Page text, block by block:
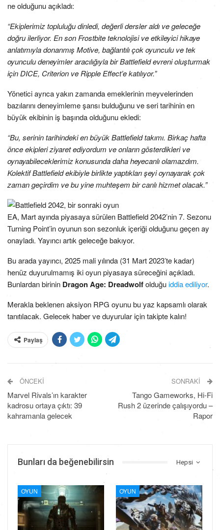
ne olduğunu açıkladı:
“Ekiplerimiz topluluğu dinledi, değerli dersler aldı ve geleceğe
doğru ilerliyor. En son Frostbite teknolojisi ve etkileyici hikaye
anlatımıyla donanmış Motive, bağlantılı çok oyunculu ve tek
oyunculu deneyimler aracılığıyla bir Battlefield evreni oluşturmak
için DICE, Criterion ve Ripple Effect’e katılıyor.”
Yönetici ayrıca yakın zamanda emeklerinin meyvelerinden
bazılarını deneyimleme şansı bulduğunu ve seri tarihinin en
büyük ekibinin iş başında olduğunu ekledi:
“Bu, serinin tarihindeki en büyük Battlefield takımı. Birkaç hafta
önce ekipleri ziyaret ediyordum ve onların gösterdikleri ve
oynayabileceklerimiz konusunda daha heyecanlı olamazdım.
Kolektif Battlefield ekibiyle birlikte yaptıkları şeyi oynayarak çok
zaman geçirdim ve bu yine muhteşem bir canlı hizmet olacak.”
EA, Mart ayında piyasaya sürülen Battlefield 2042’nin 7. Sezonu
Turning Point’in oyunun son sezonluk içeriği olduğunu geçen ay
onayladı. Yayıncı artık geleceğe bakıyor.
Bu arada yayıncı, 2025 mali yılında (31 Mart 2023’te kadar)
henüz duyurulmamış iki oyun piyasaya süreceğini açıkladı.
Bunlardan birinin Dragon Age: Dreadwolfolduğuiddia ediliyor.
Merakla beklenen aksiyon RPG oyunu bu yaz kapsamlı olarak
tanıtılacak. Gelecek haber ve duyurular için takipte kalın!
Paylaş
ÖNCEKI
Marvel Rivals’ın karakter
kadrosu ortaya çıktı: 39
kahramanla gelecek
SONRAKI
Tango Gameworks, Hi-Fi
Rush 2 üzerinde çalışıyordu –
Rapor
Hepsi
Bunları da beğenebilirsin
OYUN OYUN